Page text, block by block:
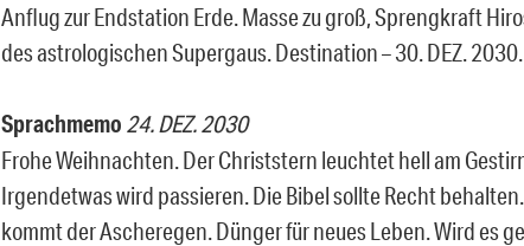
Anflug zur Endstation Erde. Masse zu groß, Sprengkraft
des astrologischen Supergaus. Destination – 30. DEZ. 2030.
Sprachmemo 24. DEZ. 2030
Frohe Weihnachten. Der Christstern leuchtet hell am
Irgendetwas wird passieren. Die Bibel sollte Recht
kommt der Ascheregen. Dünger für neues Leben. Wird es